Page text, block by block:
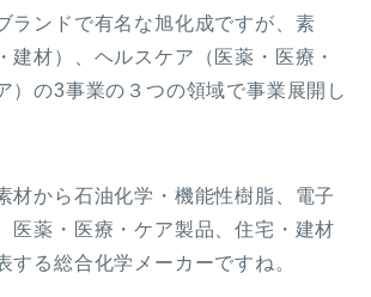
ランドで有名な旭化成ですが、素
建材）、ヘルスケア（医薬・医療・
）の3事業の３つの領域で事業展開し
材から石油化学・機能性樹脂、電子
医薬・医療・ケア製品、住宅・建材
する総合化学メーカーですね。